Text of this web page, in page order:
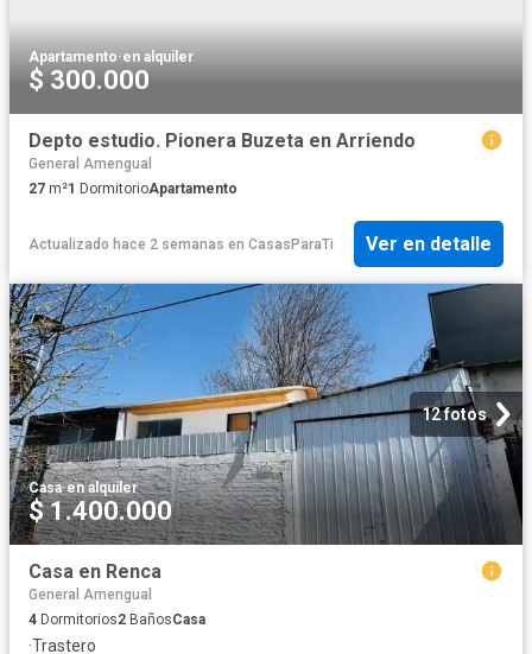
Apartamento·en alquiler
$ 300.000
Depto estudio. Pionera Buzeta en Arriendo
General Amengual
27 m²1 DormitorioApartamento
Actualizado hace 2 semanas en CasasParaTi Ver en detalle
12 fotos
Casa·en alquiler
$ 1.400.000
Casa en Renca
General Amengual
4 Dormitorios2 BañosCasa
·Trastero